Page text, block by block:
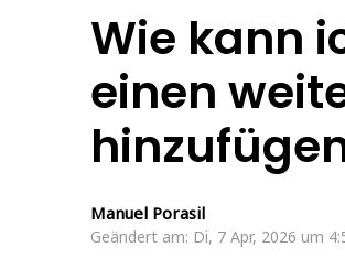
Wie kann
einen
Manuel Porasil
Geändert am: Di, 7 Apr, 2026 um